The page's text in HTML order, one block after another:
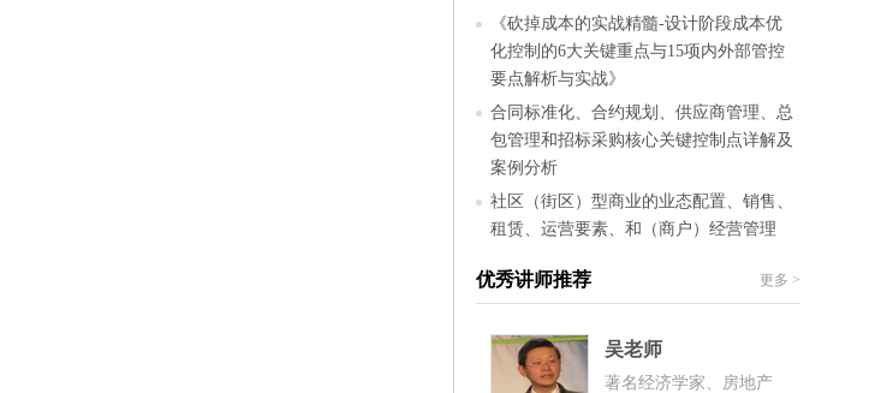
《砍掉成本的实战精髓-设计阶段成本优
化控制的6大关键重点与15项内外部管控
要点解析与实战》
合同标准化、合约规划、供应商管理、总
包管理和招标采购核心关键控制点详解及
案例分析
社区（街区）型商业的业态配置、销售、
租赁、运营要素、和（商户）经营管理
更多 >
优秀讲师推荐
吴老师
著名经济学家、房地产